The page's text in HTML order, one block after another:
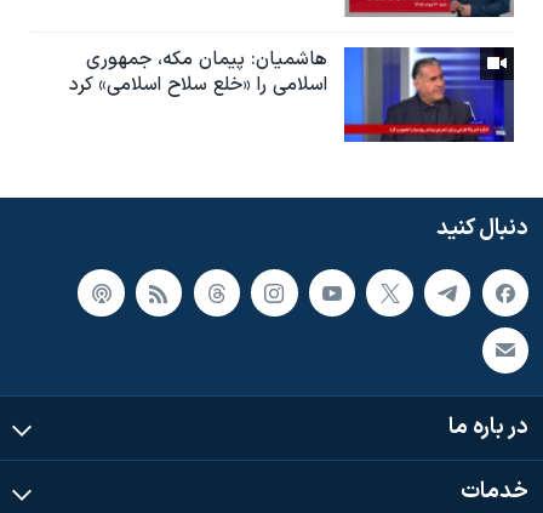
هاشمیان: پیمان مکه، جمهوری
اسلامی را «خلع سلاح اسلامی» کرد
دنبال کنید
در باره ما
خدمات